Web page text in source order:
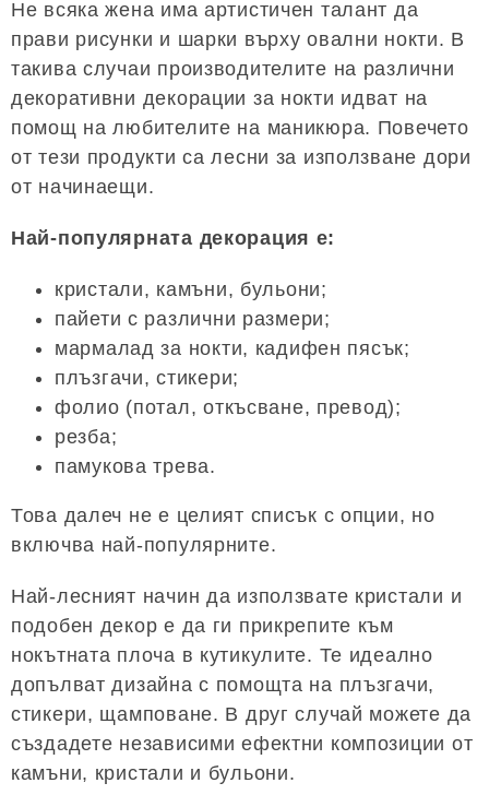
Не всяка жена има артистичен талант да
прави рисунки и шарки върху овални нокти. В
такива случаи производителите на различни
декоративни декорации за нокти идват на
помощ на любителите на маникюра. Повечето
от тези продукти са лесни за използване дори
от начинаещи.
Най-популярната декорация е:
кристали, камъни, бульони;
пайети с различни размери;
мармалад за нокти, кадифен пясък;
плъзгачи, стикери;
фолио (потал, откъсване, превод);
резба;
памукова трева.
Това далеч не е целият списък с опции, но
включва най-популярните.
Най-лесният начин да използвате кристали и
подобен декор е да ги прикрепите към
нокътната плоча в кутикулите. Те идеално
допълват дизайна с помощта на плъзгачи,
стикери, щамповане. В друг случай можете да
създадете независими ефектни композиции от
камъни, кристали и бульони.